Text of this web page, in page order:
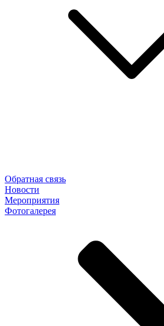
Обратная связь
Новости
Мероприятия
Фотогалерея